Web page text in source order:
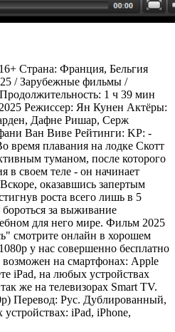
Страна: Франция, Бельгия
/ Зарубежные фильмы /
1 ч 39 мин
Режиссер: Ян Кунен Актёры:
Дафне Ришар, Серж
Ван Виве Рейтинги: KP: -
плавания на лодке Скотт
туманом, после которого
в своем теле - он начинает
оказавшись запертым
роста всего лишь в 5
за выживание
для него мире. Фильм 2025
смотрите онлайн в хорошем
у нас совершенно бесплатно
на смартфонах: Apple
iPad, на любых устройствах
же на телевизорах Smart TV.
Перевод: Рус. Дублированный,
iPad, iPhone,